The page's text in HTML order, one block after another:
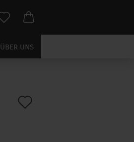
ÜBER UNS